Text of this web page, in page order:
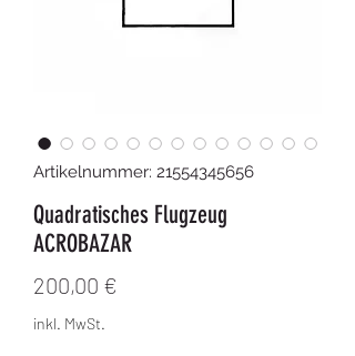
Artikelnummer: 21554345656
Quadratisches Flugzeug
ACROBAZAR
200,00 €
inkl. MwSt.